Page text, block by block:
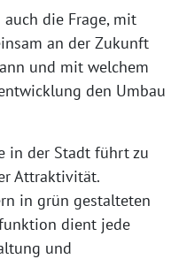
die Frage, mit
an der Zukunft
und mit welchem
den Umbau
in der Stadt führt zu
Attraktivität.
in grün gestalteten
dient jede
und